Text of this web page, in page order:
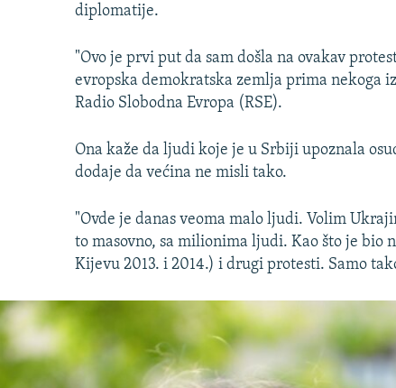
diplomatije.
"Ovo je prvi put da sam došla na ovakav
evropska demokratska zemlja prima nekoga
Radio Slobodna Evropa (RSE).
Ona kaže da ljudi koje je u Srbiji upoznala
dodaje da većina ne misli tako.
"Ovde je danas veoma malo ljudi. Volim
to masovno, sa milionima ljudi. Kao što je bio
Kijevu 2013. i 2014.) i drugi protesti. Samo